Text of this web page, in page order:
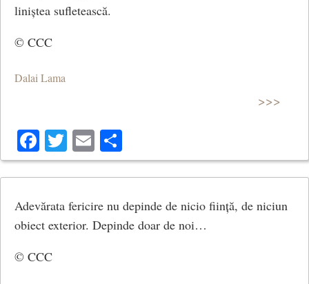
liniștea sufletească.
© CCC
Dalai Lama
>>>
Facebook
Twitter
Email
Adevărata fericire nu depinde de nicio ființă, de niciun
obiect exterior. Depinde doar de noi…
© CCC